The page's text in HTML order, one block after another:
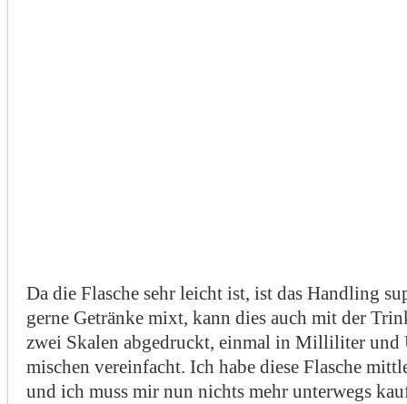
Da die Flasche sehr leicht ist, ist das Handling
gerne Getränke mixt, kann dies auch mit der
zwei Skalen abgedruckt, einmal in Milliliter und
mischen vereinfacht. Ich habe diese Flasche
und ich muss mir nun nichts mehr unterwegs